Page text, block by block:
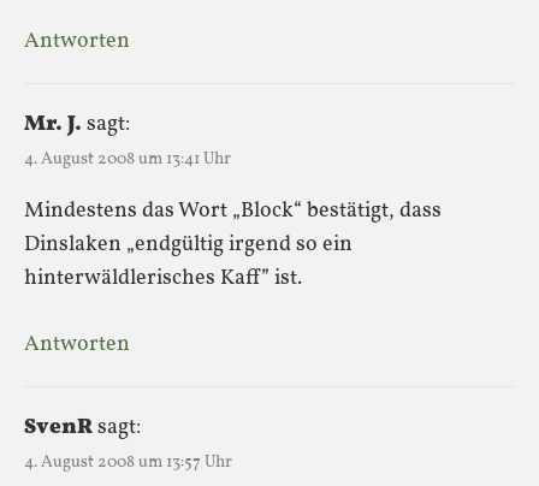
Antworten
Mr. J. sagt:
4. August 2008 um 13:41 Uhr
Mindestens das Wort „Block“ bestätigt, dass
Dinslaken „endgültig irgend so ein
hinterwäldlerisches Kaff” ist.
Antworten
SvenRsagt:
4. August 2008 um 13:57 Uhr